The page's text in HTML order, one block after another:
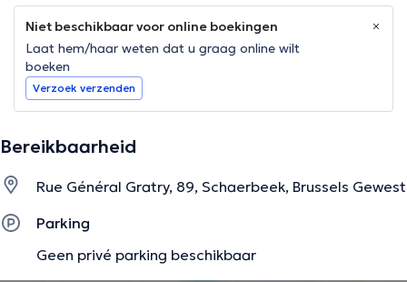
Niet beschikbaar voor online boekingen
Laat hem/haar weten dat u graag online wilt
boeken
Verzoek verzenden
Bereikbaarheid
Rue Général Gratry, 89, Schaerbeek, Brussels Gewest
Parking
Geen privé parking beschikbaar